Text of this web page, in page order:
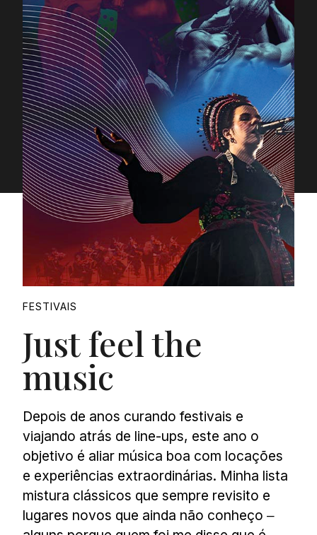
Proudly
FESTIVAIS
Just feel the
music
Depois de anos curando festivais e
viajando atrás de line-ups, este ano o
objetivo é aliar música boa com locações
e experiências extraordinárias. Minha lista
mistura clássicos que sempre revisito e
lugares novos que ainda não conheço ‒